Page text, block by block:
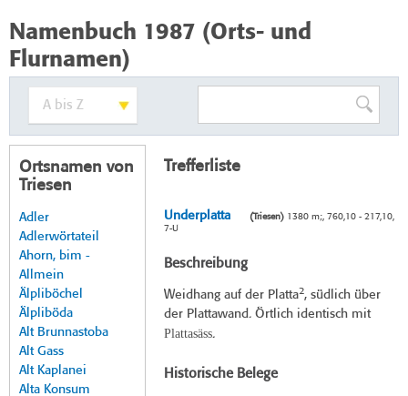
Namenbuch 1987 (Orts- und
Flurnamen)
Ortsnamen von
Triesen
Adler
Adlerwörtateil
Ahorn, bim -
Allmein
Älpliböchel
Älpliböda
Alt Brunnastoba
Alt Gass
Alt Kaplanei
Alta Konsum
Trefferliste
Underplatta (Triesen)1380 m;, 760,10 - 217,10,
7-U
Beschreibung
Weidhang auf der Platta2, südlich über
der Plattawand. Örtlich identisch mit
Plattasäss.
Historische Belege